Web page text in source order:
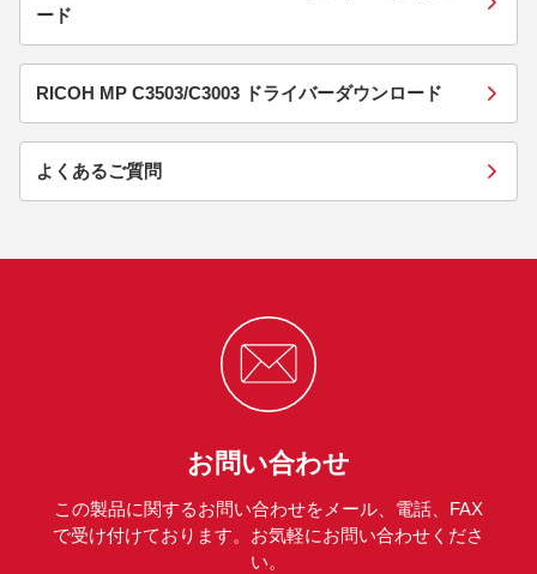
ード
RICOH MP C3503/C3003 ドライバーダウンロード
よくあるご質問
お問い合わせ
この製品に関するお問い合わせをメール、電話、FAX
で受け付けております。お気軽にお問い合わせくださ
い。